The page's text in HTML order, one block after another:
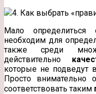
4. Как выбрать
Мало
необходим для
также среди
действительно
которые не подведут
Просто внимательно
соответствовать таким